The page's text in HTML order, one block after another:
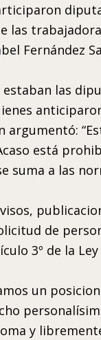
Fernández
las
está
a las
de
3º de la
un
y